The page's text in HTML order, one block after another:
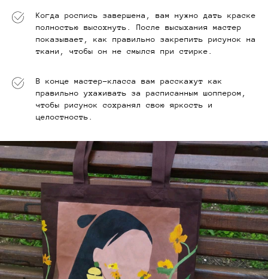
Когда роспись завершена, вам нужно дать краске
полностью высохнуть. После высыхания мастер
показывает, как правильно закрепить рисунок на
ткани, чтобы он не смылся при стирке.
В конце мастер-класса вам расскажут как
правильно ухаживать за расписанным шоппером,
чтобы рисунок сохранял свою яркость и
целостность.